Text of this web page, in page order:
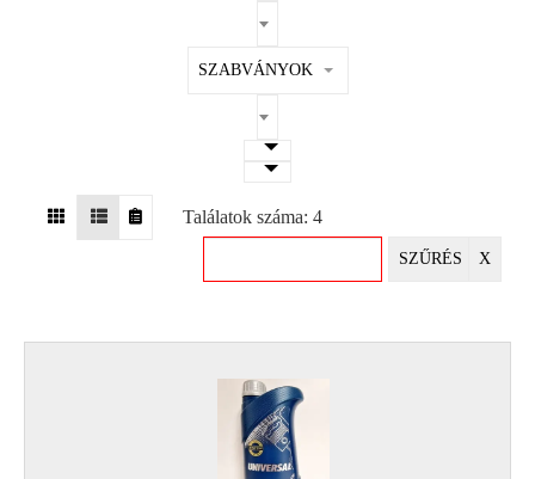
EGYÉB
INFO
SZABVÁNYOK
Találatok száma: 4
SZŰRÉS X